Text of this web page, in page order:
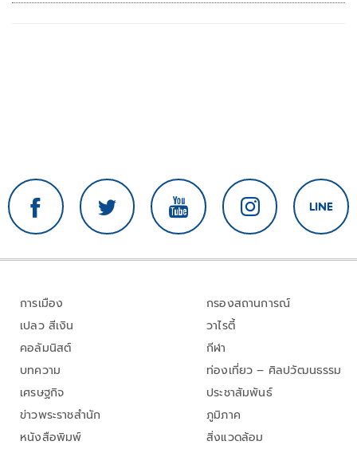
การเมือง
เปลว สีเงิน
คอลัมนิสต์
บทความ
เศรษฐกิจ
ข่าวพระราชสำนัก
หนังสือพิมพ์
กรองสถานการณ์
วาไรตี้
กีฬา
ท่องเที่ยว – ศิลปวัฒนธรรม
ประชาสัมพันธ์
ภูมิภาค
สิ่งแวดล้อม